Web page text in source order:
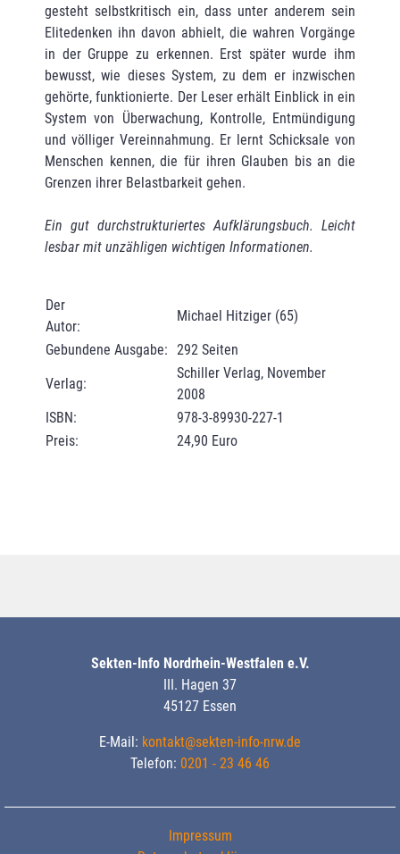
gesteht selbstkritisch ein, dass unter anderem sein
Elitedenken ihn davon abhielt, die wahren Vorgänge
in der Gruppe zu erkennen. Erst später wurde ihm
bewusst, wie dieses System, zu dem er inzwischen
gehörte, funktionierte. Der Leser erhält Einblick in ein
System von Überwachung, Kontrolle, Entmündigung
und völliger Vereinnahmung. Er lernt Schicksale von
Menschen kennen, die für ihren Glauben bis an die
Grenzen ihrer Belastbarkeit gehen.
Ein gut durchstrukturiertes Aufklärungsbuch. Leicht
lesbar mit unzähligen wichtigen Informationen.
Der
Autor:
Michael Hitziger (65)
Gebundene Ausgabe: 292 Seiten
Verlag:
Schiller Verlag, November
2008
ISBN:
978-3-89930-227-1
Preis:
24,90 Euro
Sekten-Info Nordrhein-Westfalen e.V.
III. Hagen 37
45127 Essen
E-Mail: kontakt@sekten-info-nrw.de
Telefon: 0201 - 23 46 46
Impressum